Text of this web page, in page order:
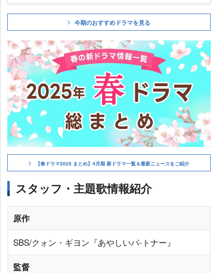
今期のおすすめドラマを見る
【春ドラマ2025 まとめ】4月期 新ドラマ一覧＆最新ニュースをご紹介
スタッフ・主題歌情報紹介
原作
SBS/クォン・ギヨン『あやしいパ-トナー』
監督